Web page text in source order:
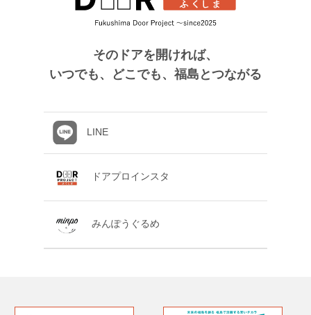
そのドアを開ければ、
いつでも、どこでも、福島とつながる
LINE
ドアプロインスタ
みんぽうぐるめ